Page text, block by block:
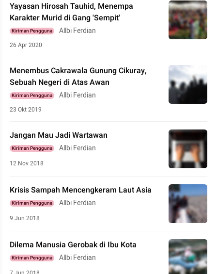
Yayasan Hirosah Tauhid, Menempa
Karakter Murid di Gang 'Sempit'
Kiriman Pengguna Allbi Ferdian
26 Apr 2020
Menembus Cakrawala Gunung Cikuray,
Sebuah Negeri di Atas Awan
Kiriman Pengguna Allbi Ferdian
23 Okt 2019
Jangan Mau Jadi Wartawan
Kiriman Pengguna Allbi Ferdian
12 Nov 2018
Krisis Sampah Mencengkeram Laut Asia
Kiriman Pengguna Allbi Ferdian
9 Jun 2018
Dilema Manusia Gerobak di Ibu Kota
Kiriman Pengguna Allbi Ferdian